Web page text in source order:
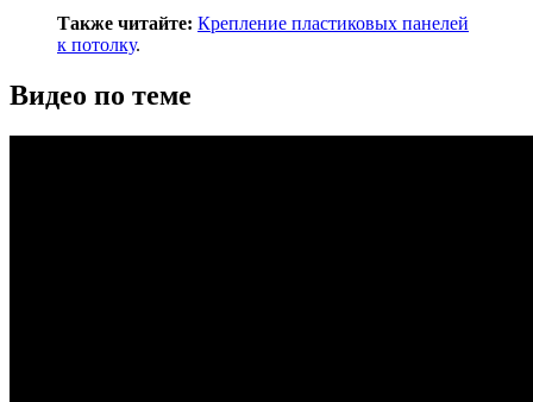
Также читайте: Крепление пластиковых панелей
к потолку.
Видео по теме